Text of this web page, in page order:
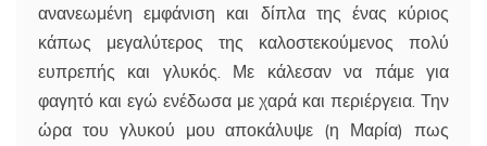
ανανεωμένη εμφάνιση και δίπλα της ένας κύριος
κάπως μεγαλύτερος της καλοστεκούμενος πολύ
ευπρεπής και γλυκός. Με κάλεσαν να πάμε για
φαγητό και εγώ ενέδωσα με χαρά και περιέργεια. Την
ώρα του γλυκού μου αποκάλυψε (η Μαρία) πως